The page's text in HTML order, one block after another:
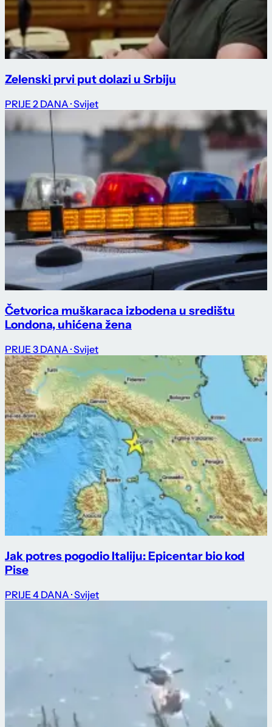
Zelenski prvi put dolazi u Srbiju
PRIJE 2 DANA · Svijet
Četvorica muškaraca izbodena u središtu
Londona, uhićena žena
PRIJE 3 DANA · Svijet
Jak potres pogodio Italiju: Epicentar bio kod
Pise
PRIJE 4 DANA · Svijet